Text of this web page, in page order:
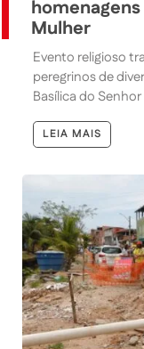
Mulher
Evento religioso
peregrinos de
Basílica do
LEIA MAIS